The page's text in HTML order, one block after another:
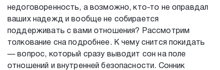
недоговоренность, а возможно, кто-то не оправдал
ваших надежд и вообще не собирается
поддерживать с вами отношения? Рассмотрим
толкование сна подробнее. К чему снится покидать
— вопрос, который сразу выводит сон на поле
отношений и внутренней безопасности. Сонник